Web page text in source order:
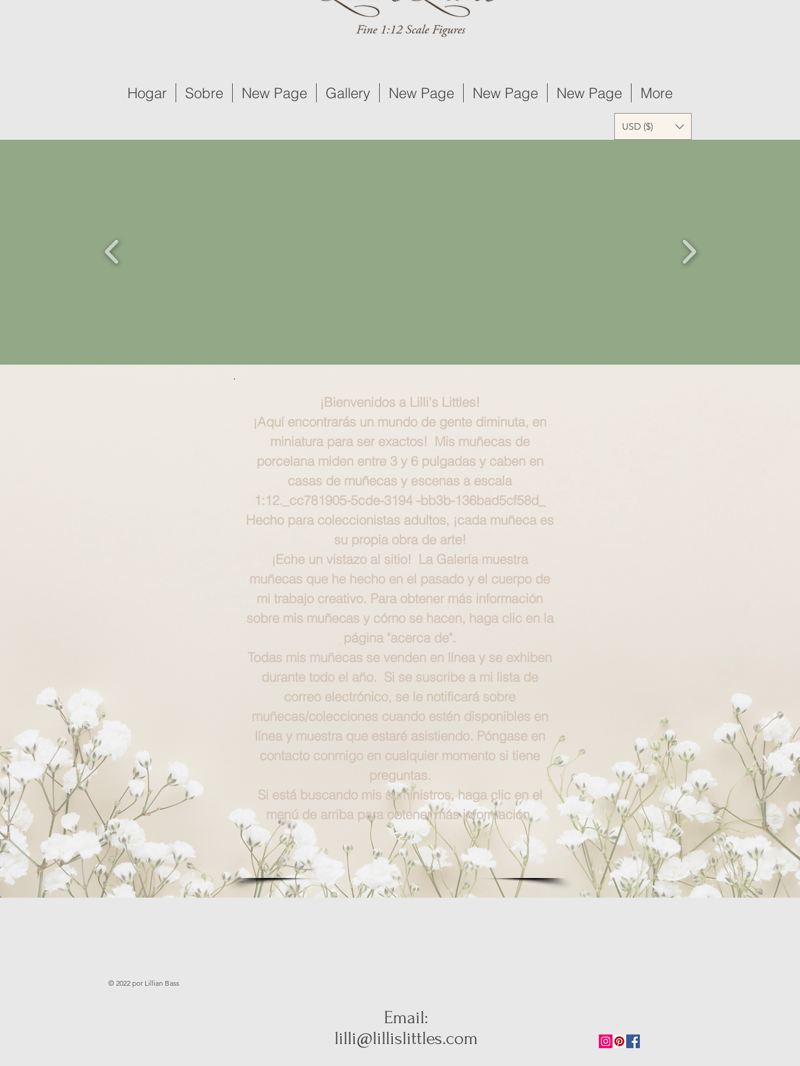
Hogar Sobre New Page Gallery New Page New Page New Page More
USD ($)
¡Bienvenidos a Lilli's Littles!
¡Aquí encontrarás un mundo de gente diminuta, en
miniatura para ser exactos! Mis muñecas de
porcelana miden entre 3 y 6 pulgadas y caben en
casas de muñecas y escenas a escala
1:12._cc781905-5cde-3194 -bb3b-136bad5cf58d_
Hecho para coleccionistas adultos, ¡cada muñeca es
su propia obra de arte!
¡Eche un vistazo al sitio! La Galería muestra
muñecas que he hecho en el pasado y el cuerpo de
mi trabajo creativo. Para obtener más información
sobre mis muñecas y cómo se hacen, haga clic en la
página "acerca de".
Todas mis muñecas se venden en línea y se exhiben
durante todo el año. Si se suscribe a mi lista de
correo electrónico, se le notificará sobre
muñecas/colecciones cuando estén disponibles en
línea y muestra que estaré asistiendo. Póngase en
contacto conmigo en cualquier momento si tiene
preguntas.
Si está buscando mis suministros, haga clic en el
menú de arriba para obtener más información.
© 2022 por Lillian Bass
Email:
lilli@lillislittles.com